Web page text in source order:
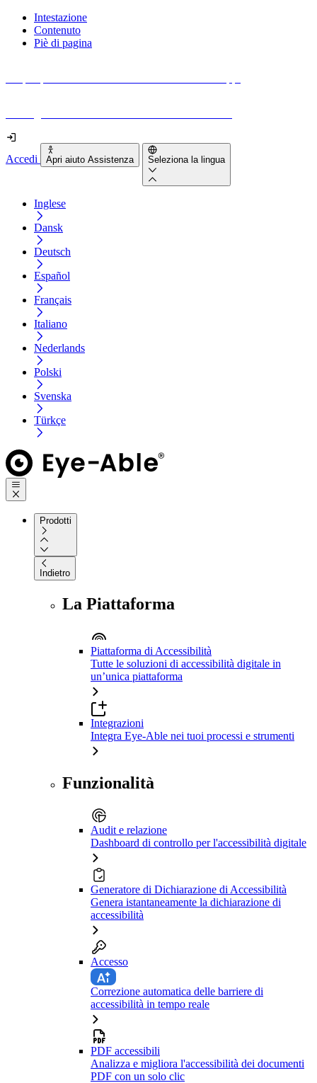
Intestazione
Contenuto
Piè di pagina
Accedi Apri aiuto Assistenza Seleziona la lingua
Inglese
Dansk
Deutsch
Español
Français
Italiano
Nederlands
Polski
Svenska
Türkçe
Prodotti
Indietro
La Piattaforma
Piattaforma di Accessibilità
Tutte le soluzioni di accessibilità digitale in
un’unica piattaforma
Integrazioni
Integra Eye-Able nei tuoi processi e strumenti
Funzionalità
Audit e relazione
Dashboard di controllo per l'accessibilità digitale
Generatore di Dichiarazione di Accessibilità
Genera istantaneamente la dichiarazione di
accessibilità
Accesso
Correzione automatica delle barriere di
accessibilità in tempo reale
PDF accessibili
Analizza e migliora l'accessibilità dei documenti
PDF con un solo clic